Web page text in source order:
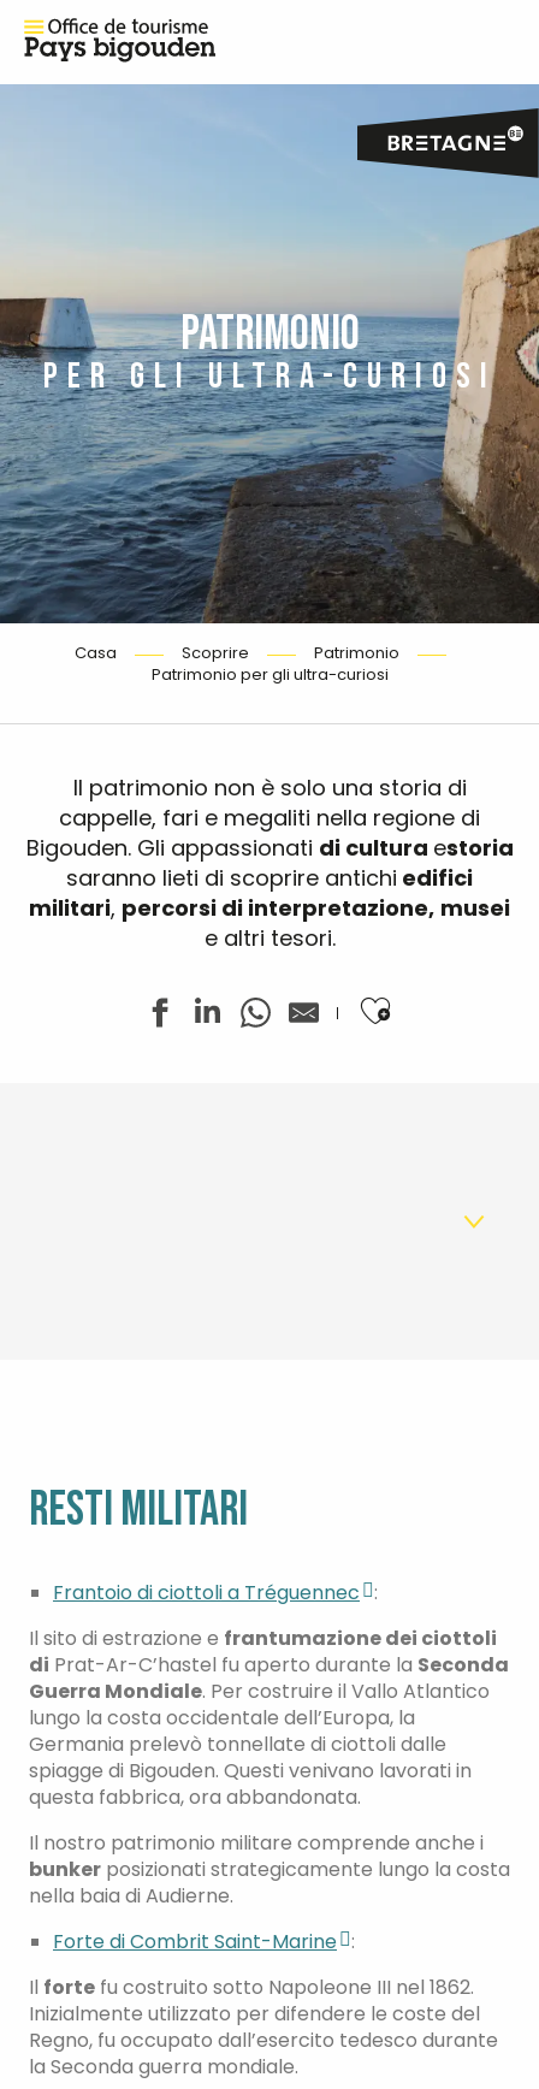
PATRIMONIO
PER GLI ULTRA-CURIOSI
Casa Scoprire
Patrimonio
Patrimonio per gli ultra-curiosi
Il patrimonio non è solo una storia di
cappelle, fari e megaliti nella regione di
Bigouden. Gli appassionati di cultura estoria
saranno lieti di scoprire antichi edifici
militari, percorsi di interpretazione, musei
e altri tesori.
Ajouter aux
RESTI MILITARI
Frantoio di ciottoli a Tréguennec
:
Il sito di estrazione e frantumazione dei ciottoli
di Prat-Ar-C’hastel fu aperto durante la Seconda
Guerra Mondiale. Per costruire il Vallo Atlantico
lungo la costa occidentale dell’Europa, la
Germania prelevò tonnellate di ciottoli dalle
spiagge di Bigouden. Questi venivano lavorati in
questa fabbrica, ora abbandonata.
Il nostro patrimonio militare comprende anche i
bunker posizionati strategicamente lungo la costa
nella baia di Audierne.
Forte di Combrit Saint-Marine :
Il forte fu costruito sotto Napoleone III nel 1862.
Inizialmente utilizzato per difendere le coste del
Regno, fu occupato dall’esercito tedesco durante
la Seconda guerra mondiale.